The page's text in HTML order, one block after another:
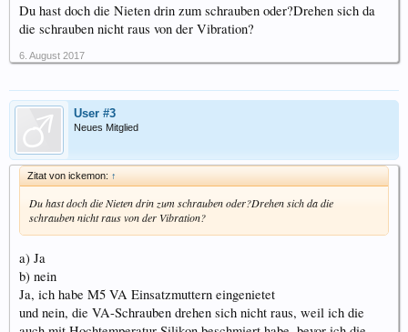
Du hast doch die Nieten drin zum schrauben oder?Drehen sich da
die schrauben nicht raus von der Vibration?
6. August 2017
User #3
Neues Mitglied
Zitat von ickemon: ↑
Du hast doch die Nieten drin zum schrauben oder?Drehen sich da die
schrauben nicht raus von der Vibration?
a) Ja
b) nein
Ja, ich habe M5 VA Einsatzmuttern eingenietet
und nein, die VA-Schrauben drehen sich nicht raus, weil ich die